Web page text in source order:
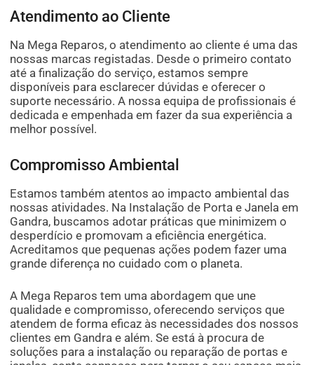
Atendimento ao Cliente
Na Mega Reparos, o atendimento ao cliente é uma das
nossas marcas registadas. Desde o primeiro contato
até a finalização do serviço, estamos sempre
disponíveis para esclarecer dúvidas e oferecer o
suporte necessário. A nossa equipa de profissionais é
dedicada e empenhada em fazer da sua experiência a
melhor possível.
Compromisso Ambiental
Estamos também atentos ao impacto ambiental das
nossas atividades. Na Instalação de Porta e Janela em
Gandra, buscamos adotar práticas que minimizem o
desperdício e promovam a eficiência energética.
Acreditamos que pequenas ações podem fazer uma
grande diferença no cuidado com o planeta.
A Mega Reparos tem uma abordagem que une
qualidade e compromisso, oferecendo serviços que
atendem de forma eficaz às necessidades dos nossos
clientes em Gandra e além. Se está à procura de
soluções para a instalação ou reparação de portas e